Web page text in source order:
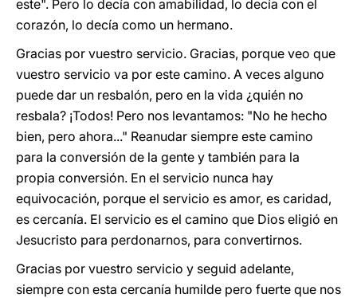
este". Pero lo decía con amabilidad, lo decía con el
corazón, lo decía como un hermano.
Gracias por vuestro servicio. Gracias, porque veo que
vuestro servicio va por este camino. A veces alguno
puede dar un resbalón, pero en la vida ¿quién no
resbala? ¡Todos! Pero nos levantamos: "No he hecho
bien, pero ahora..." Reanudar siempre este camino
para la conversión de la gente y también para la
propia conversión. En el servicio nunca hay
equivocación, porque el servicio es amor, es caridad,
es cercanía. El servicio es el camino que Dios eligió en
Jesucristo para perdonarnos, para convertirnos.
Gracias por vuestro servicio y seguid adelante,
siempre con esta cercanía humilde pero fuerte que nos